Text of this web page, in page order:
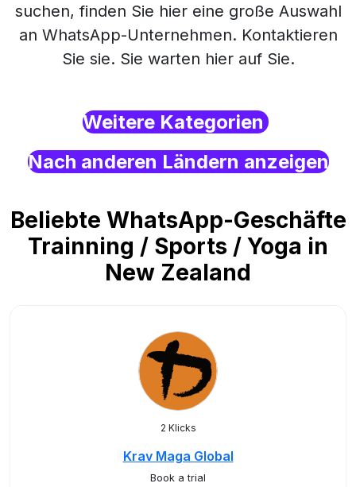
suchen, finden Sie hier eine große Auswahl
an WhatsApp-Unternehmen. Kontaktieren
Sie sie. Sie warten hier auf Sie.
Weitere Kategorien
Nach anderen Ländern anzeigen
Beliebte WhatsApp-Geschäfte
Trainning / Sports / Yoga in
New Zealand
2 Klicks
Krav Maga Global
Book a trial